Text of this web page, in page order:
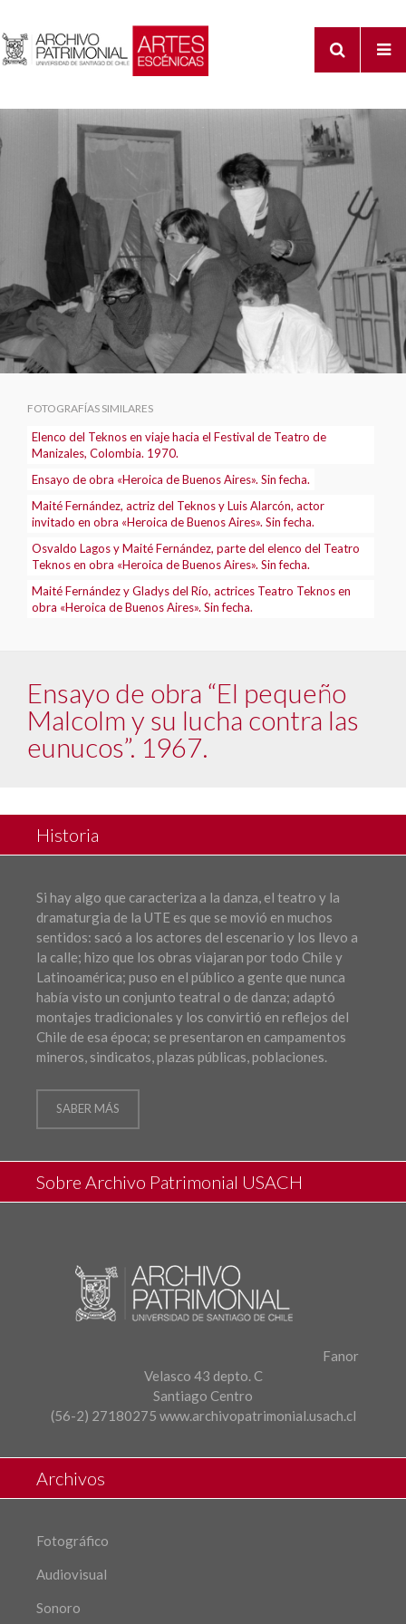
FOTOGRAFÍAS SIMILARES
Elenco del Teknos en viaje hacia el Festival de Teatro de
Manizales, Colombia. 1970.
Ensayo de obra «Heroica de Buenos Aires». Sin fecha.
Maité Fernández, actriz del Teknos y Luis Alarcón, actor
invitado en obra «Heroica de Buenos Aires». Sin fecha.
Osvaldo Lagos y Maité Fernández, parte del elenco del Teatro
Teknos en obra «Heroica de Buenos Aires». Sin fecha.
Maité Fernández y Gladys del Río, actrices Teatro Teknos en
obra «Heroica de Buenos Aires». Sin fecha.
Ensayo de obra “El pequeño
Malcolm y su lucha contra las
eunucos”. 1967.
Historia
Si hay algo que caracteriza a la danza, el teatro y la
dramaturgia de la UTE es que se movió en muchos
sentidos: sacó a los actores del escenario y los llevo a
la calle; hizo que los obras viajaran por todo Chile y
Latinoamérica; puso en el público a gente que nunca
había visto un conjunto teatral o de danza; adaptó
montajes tradicionales y los convirtió en reflejos del
Chile de esa época; se presentaron en campamentos
mineros, sindicatos, plazas públicas, poblaciones.
SABER MÁS
Sobre Archivo Patrimonial USACH
Fanor
Velasco 43 depto. C
Santiago Centro
(56-2) 27180275 www.archivopatrimonial.usach.cl
Archivos
Fotográfico
Audiovisual
Sonoro